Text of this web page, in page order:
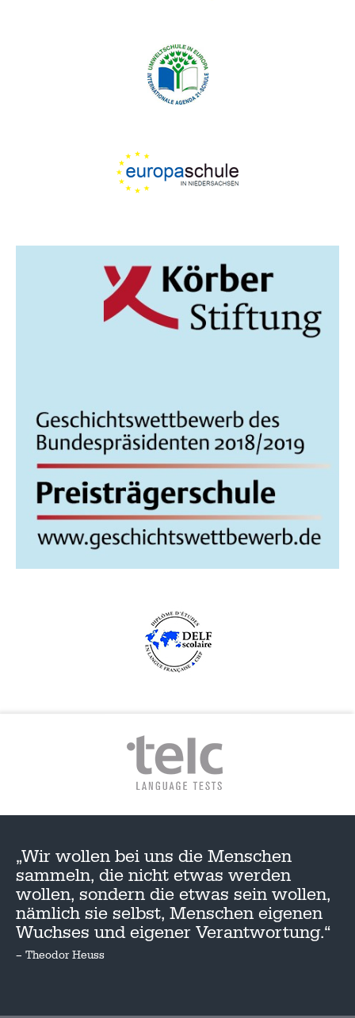
„Wir wollen bei uns die Menschen
sammeln, die nicht etwas werden
wollen, sondern die etwas sein wollen,
nämlich sie selbst, Menschen eigenen
Wuchses und eigener Verantwortung.“
– Theodor Heuss